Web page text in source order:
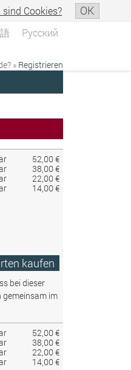
sind Cookies? OK
Русский
» Registrieren
52,00 €
38,00 €
22,00 €
14,00 €
kaufen
bei dieser
gemeinsam im
52,00 €
38,00 €
22,00 €
14,00 €